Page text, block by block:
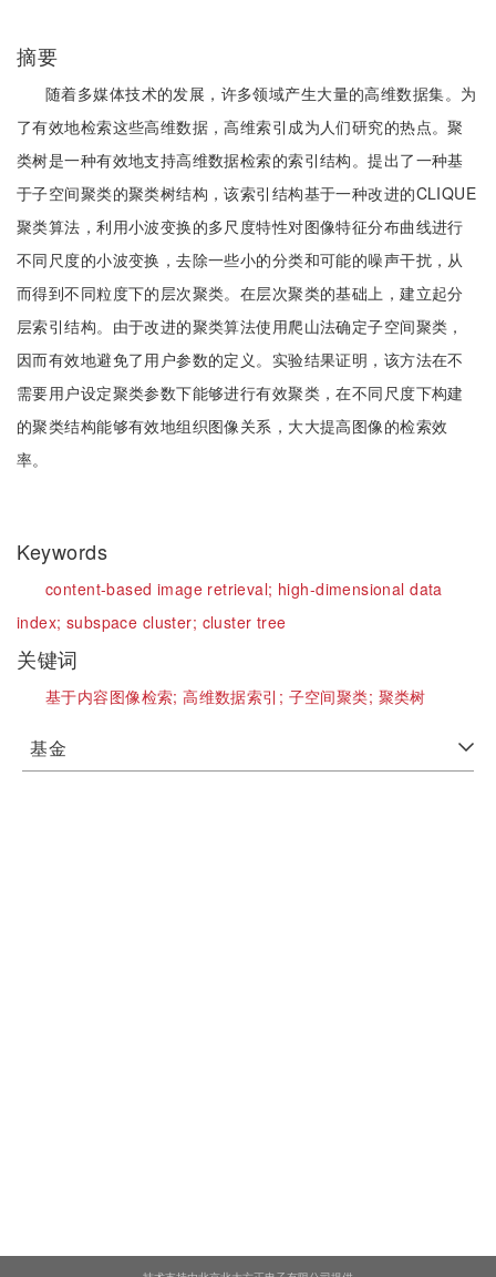
摘要
随着多媒体技术的发展，许多领域产生大量的高维数据集。为
了有效地检索这些高维数据，高维索引成为人们研究的热点。聚
类树是一种有效地支持高维数据检索的索引结构。提出了一种基
于子空间聚类的聚类树结构，该索引结构基于一种改进的CLIQUE
聚类算法，利用小波变换的多尺度特性对图像特征分布曲线进行
不同尺度的小波变换，去除一些小的分类和可能的噪声干扰，从
而得到不同粒度下的层次聚类。在层次聚类的基础上，建立起分
层索引结构。由于改进的聚类算法使用爬山法确定子空间聚类，
因而有效地避免了用户参数的定义。实验结果证明，该方法在不
需要用户设定聚类参数下能够进行有效聚类，在不同尺度下构建
的聚类结构能够有效地组织图像关系，大大提高图像的检索效
率。
Keywords
content-based image retrieval; high-dimensional data
index; subspace cluster; cluster tree
关键词
基于内容图像检索;高维数据索引; 子空间聚类; 聚类树
基金